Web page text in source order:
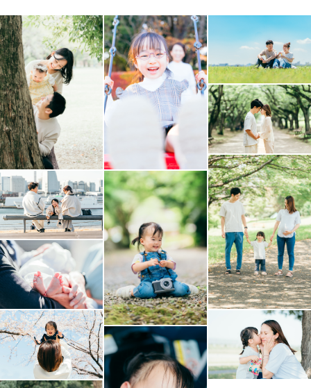
そんな写真を精一杯撮らせていただきます！
【 大切な人】との成長を写真という形にして残していき
ませんか？(*^^*)
私ができるお手伝いはなんでもさせていただきます！
当日はみんなで素敵な思い出を作りましょう！
ご希望日程のご相談ください！
空き日程以外でも対応できる場合がございます😌
ご連絡お待ちしております